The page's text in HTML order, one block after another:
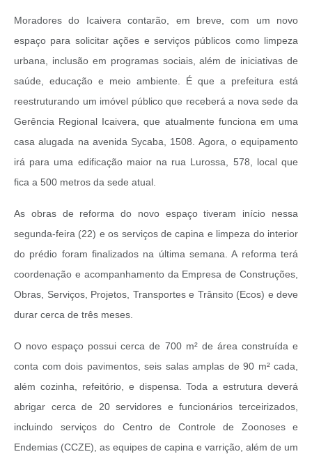
Moradores do Icaivera contarão, em breve, com um novo
espaço para solicitar ações e serviços públicos como limpeza
urbana, inclusão em programas sociais, além de iniciativas de
saúde, educação e meio ambiente. É que a prefeitura está
reestruturando um imóvel público que receberá a nova sede da
Gerência Regional Icaivera, que atualmente funciona em uma
casa alugada na avenida Sycaba, 1508. Agora, o equipamento
irá para uma edificação maior na rua Lurossa, 578, local que
fica a 500 metros da sede atual.
As obras de reforma do novo espaço tiveram início nessa
segunda-feira (22) e os serviços de capina e limpeza do interior
do prédio foram finalizados na última semana. A reforma terá
coordenação e acompanhamento da Empresa de Construções,
Obras, Serviços, Projetos, Transportes e Trânsito (Ecos) e deve
durar cerca de três meses.
O novo espaço possui cerca de 700 m² de área construída e
conta com dois pavimentos, seis salas amplas de 90 m² cada,
além cozinha, refeitório, e dispensa. Toda a estrutura deverá
abrigar cerca de 20 servidores e funcionários terceirizados,
incluindo serviços do Centro de Controle de Zoonoses e
Endemias (CCZE), as equipes de capina e varrição, além de um